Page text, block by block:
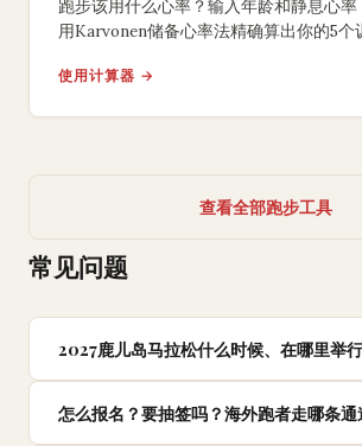
跑步该用什么心率？输入年龄和静息心率
用Karvonen储备心率法精确算出你的5个
使用计算器 →
查看全部跑步工具
常见问题
2027鹿儿岛马拉松什么时候、在哪里举
怎么报名？要抽签吗？海外跑者走哪条通